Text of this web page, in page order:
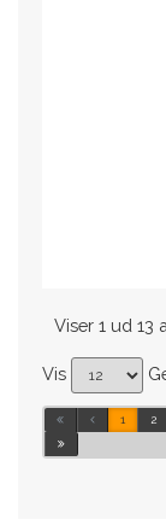
Viser 1 ud 13
Vis
1 2